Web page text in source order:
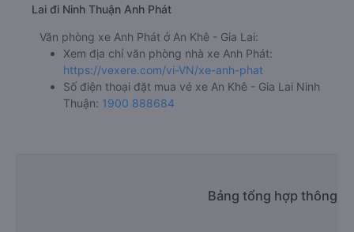
Lai đi Ninh Thuận Anh Phát
Văn phòng xe Anh Phát ở An Khê - Gia Lai:
Xem địa chỉ văn phòng nhà xe Anh Phát:
https://vexere.com/vi-VN/xe-anh-phat
Số điện thoại đặt mua vé xe An Khê - Gia Lai Ninh
Thuận: 1900 888684
Bảng tổng hợp thông